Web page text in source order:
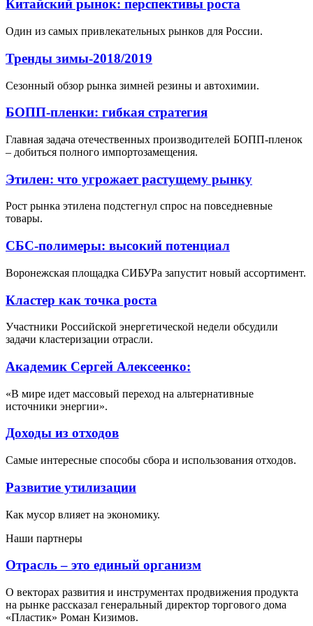
Китайский рынок: перспективы роста
Один из самых привлекательных рынков для России.
Тренды зимы-2018/2019
Сезонный обзор рынка зимней резины и автохимии.
БОПП-пленки: гибкая стратегия
Главная задача отечественных производителей БОПП-пленок
– добиться полного импортозамещения.
Этилен: что угрожает растущему рынку
Рост рынка этилена подстегнул спрос на повседневные
товары.
СБС-полимеры: высокий потенциал
Воронежская площадка СИБУРа запустит новый ассортимент.
Кластер как точка роста
Участники Российской энергетической недели обсудили
задачи кластеризации отрасли.
Академик Сергей Алексеенко:
«В мире идет массовый переход на альтернативные
источники энергии».
Доходы из отходов
Самые интересные способы сбора и использования отходов.
Развитие утилизации
Как мусор влияет на экономику.
Наши партнеры
Отрасль – это единый организм
О векторах развития и инструментах продвижения продукта
на рынке рассказал генеральный директор торгового дома
«Пластик» Роман Кизимов.